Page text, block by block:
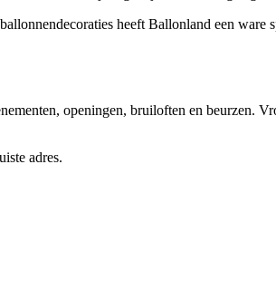
heeft Ballonland een ware
openingen, bruiloften en beurzen.
adres.